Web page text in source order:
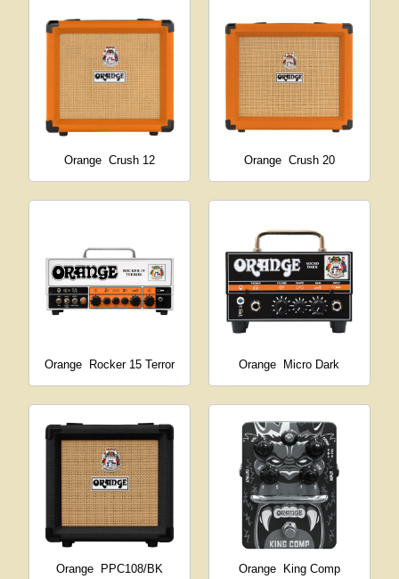
Orange Crush 12 Orange Crush 20
Orange Rocker 15 Terror Orange Micro Dark
Orange PPC108/BK Orange King Comp